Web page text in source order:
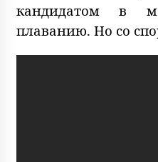
кандидатом в
плаванию. Но со